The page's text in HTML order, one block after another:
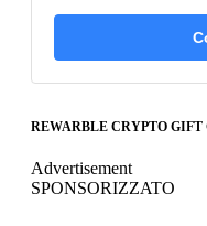
REWARBLE CRYPTO
Advertisement
SPONSORIZZATO